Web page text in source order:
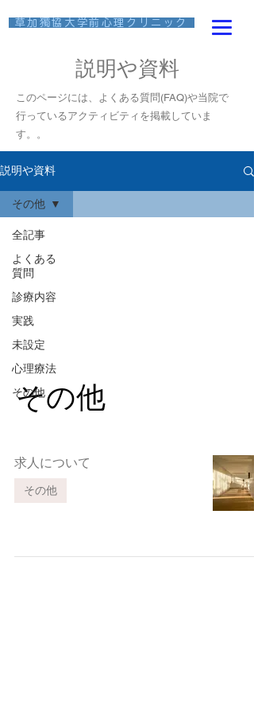
​ 草加獨協大学前心理クリニック
説明や資料
このページには、よくある質問(FAQ)や当院で
行っているアクティビティ​を掲載していま
す。 。
説明や資料
全記事
よくある
質問
診療内容
実践
未設定
心理療法
その他
その他
その他
求人について
その他